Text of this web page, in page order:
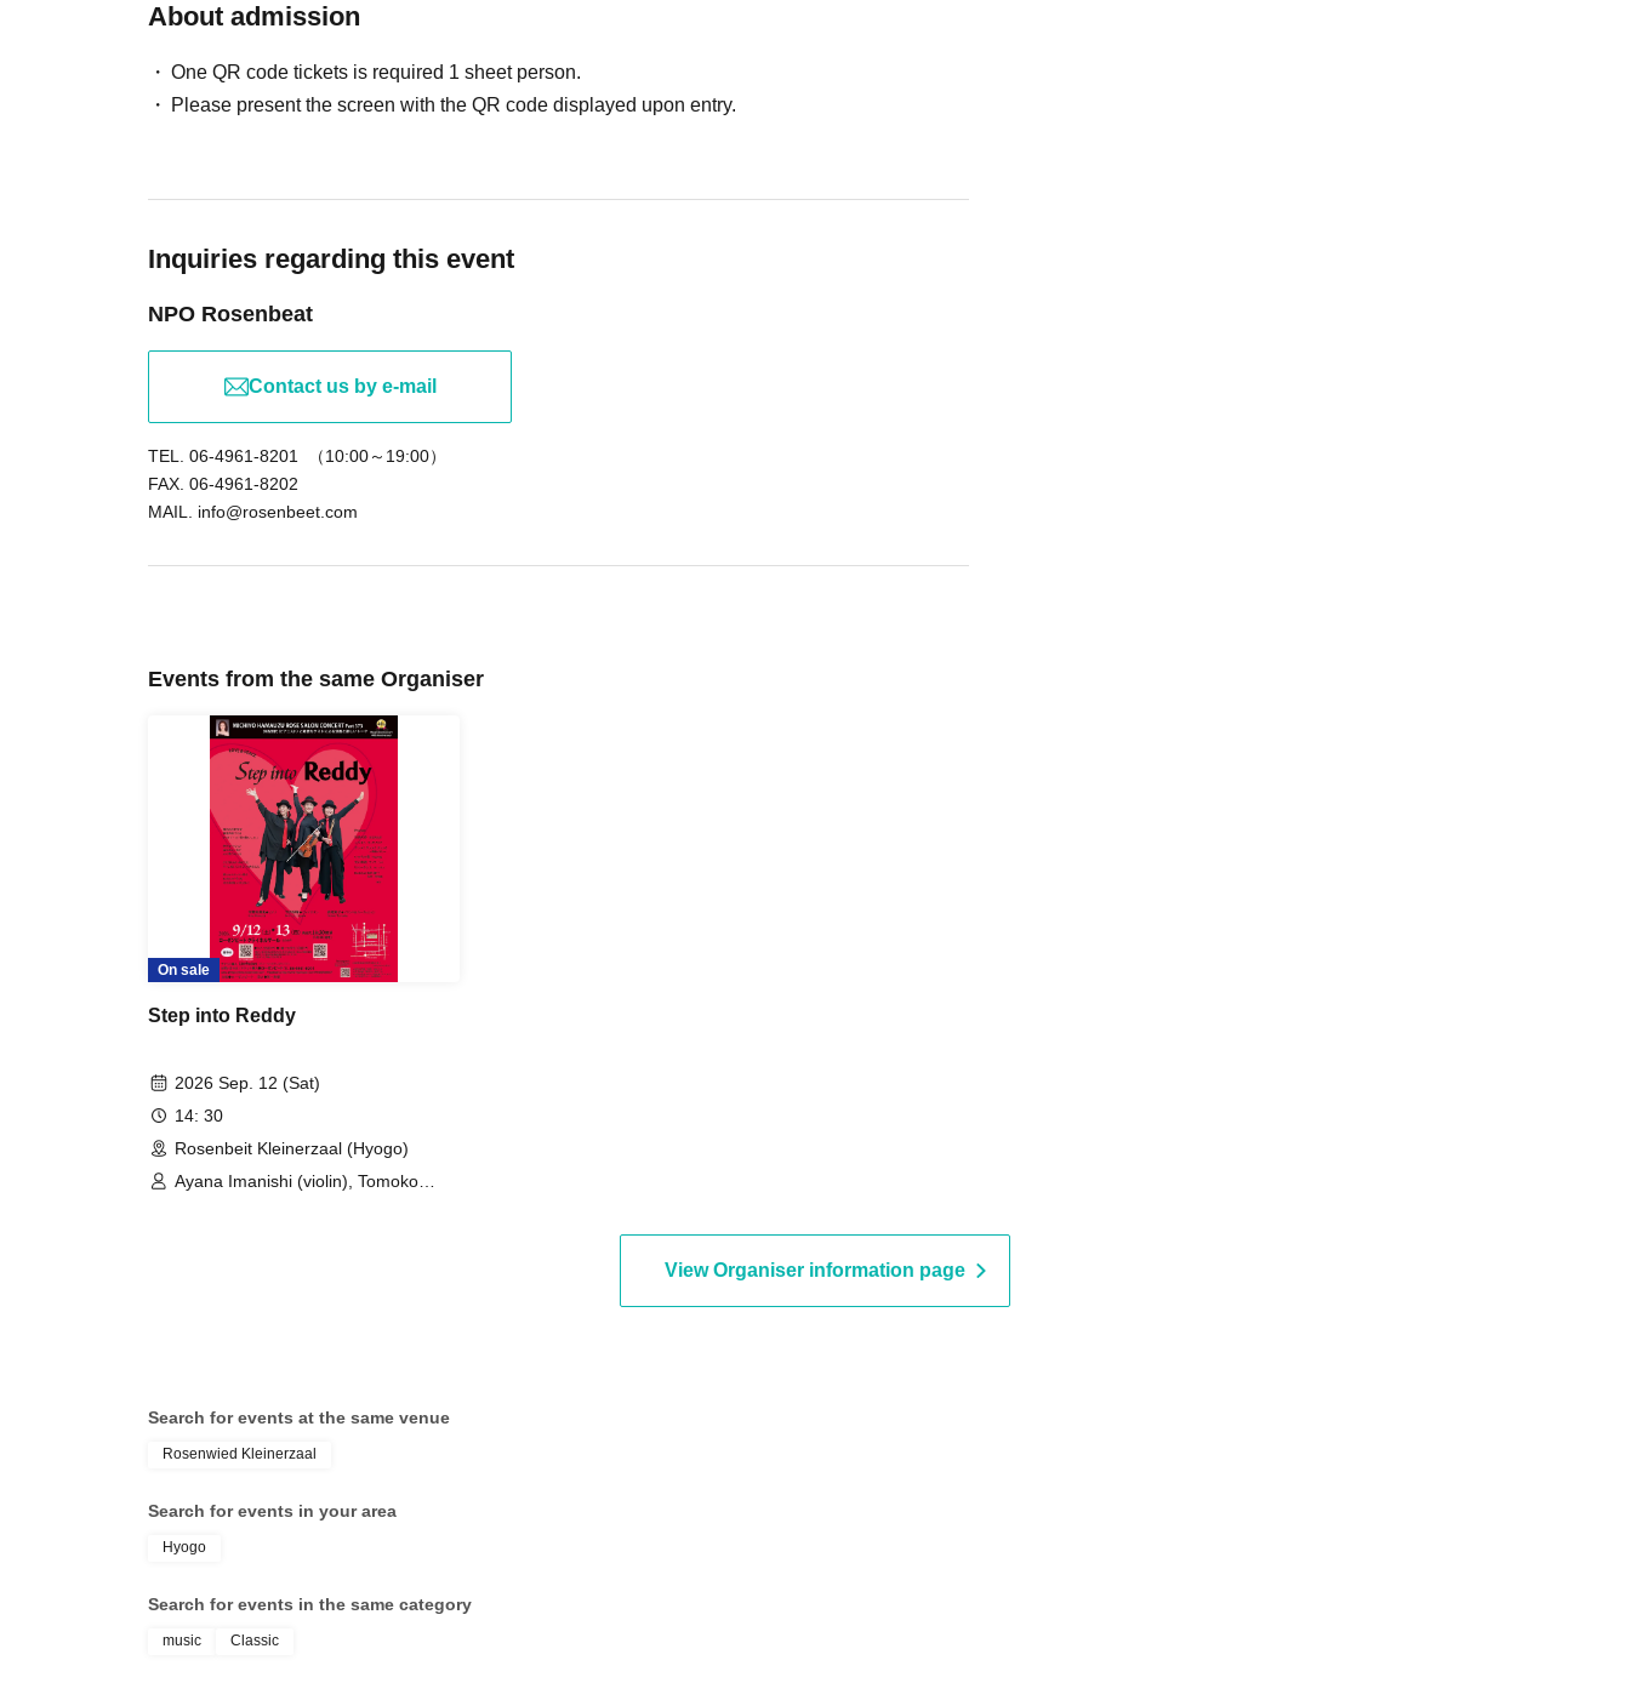
About admission
One QR code tickets is required 1 sheet person.
Please present the screen with the QR code displayed upon entry.
Inquiries regarding this event
NPO Rosenbeat
Contact us by e-mail
TEL. 06-4961-8201 （10:00～19:00）
FAX. 06-4961-8202
MAIL. info@rosenbeet.com
Events from the same Organiser
On sale
Step into Reddy
2026 Sep. 12 (Sat)
14: 30
Rosenbeit Kleinerzaal (Hyogo)
Ayana Imanishi (violin), Tomoko
View Organiser information page
Search for events at the same venue
Rosenwied Kleinerzaal
Search for events in your area
Hyogo
Search for events in the same category
music Classic